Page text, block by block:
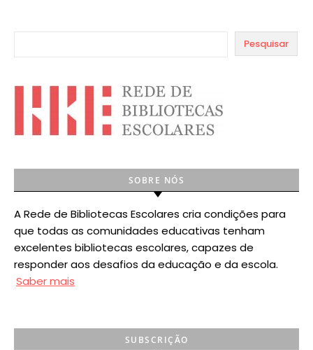
Pesquisar
SOBRE NÓS
A Rede de Bibliotecas Escolares cria condições para
que todas as comunidades educativas tenham
excelentes bibliotecas escolares, capazes de
responder aos desafios da educação e da escola.
Saber mais
SUBSCRIÇÃO